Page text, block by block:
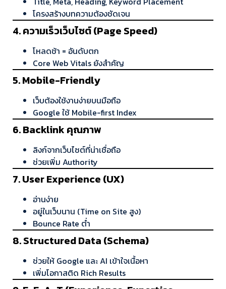
โครงสร้างบทความต้องชัดเจน
4. ความเร็วเว็บไซต์ (Page Speed)
โหลดช้า = อันดับตก
Core Web Vitals ยังสำคัญ
5. Mobile-Friendly
เว็บต้องใช้งานง่ายบนมือถือ
Google ใช้ Mobile-first Index
6. Backlink คุณภาพ
ลิงก์จากเว็บไซต์ที่น่าเชื่อถือ
ช่วยเพิ่ม Authority
7. User Experience (UX)
อ่านง่าย
อยู่ในเว็บนาน (Time on Site สูง)
Bounce Rate ต่ำ
8. Structured Data (Schema)
ช่วยให้ Google และ AI เข้าใจเนื้อหา
เพิ่มโอกาสติด Rich Results